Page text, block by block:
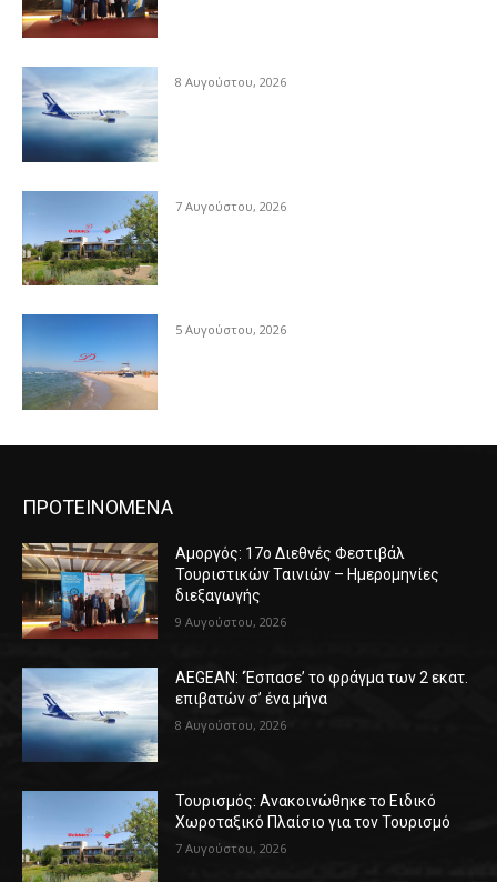
8 Αυγούστου, 2026
7 Αυγούστου, 2026
5 Αυγούστου, 2026
ΠΡΟΤΕΙΝΟΜΕΝΑ
Αμοργός: 17ο Διεθνές Φεστιβάλ
Τουριστικών Ταινιών – Ημερομηνίες
διεξαγωγής
9 Αυγούστου, 2026
AEGEAN: ‘Έσπασε’ το φράγμα των 2 εκατ.
επιβατών σ’ ένα μήνα
8 Αυγούστου, 2026
Τουρισμός: Ανακοινώθηκε το Ειδικό
Χωροταξικό Πλαίσιο για τον Τουρισμό
7 Αυγούστου, 2026